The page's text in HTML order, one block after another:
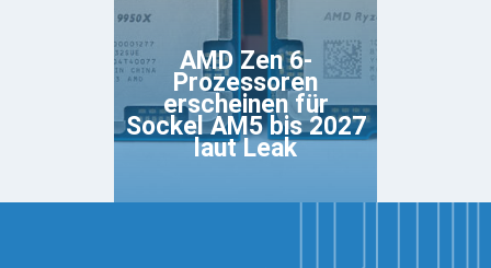
AMD Zen 6-
Prozessoren
erscheinen für
Sockel AM5 bis 2027
laut Leak